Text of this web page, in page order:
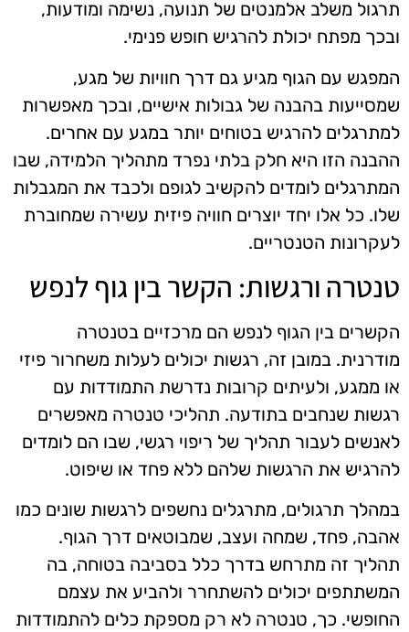
תרגול משלב אלמנטים של תנועה, נשימה ומודעות,
ובכך מפתח יכולת להרגיש חופש פנימי.
המפגש עם הגוף מגיע גם דרך חוויות של מגע,
שמסייעות בהבנה של גבולות אישיים, ובכך מאפשרות
למתרגלים להרגיש בטוחים יותר במגע עם אחרים.
ההבנה הזו היא חלק בלתי נפרד מתהליך הלמידה, שבו
המתרגלים לומדים להקשיב לגופם ולכבד את המגבלות
שלו. כל אלו יחד יוצרים חוויה פיזית עשירה שמחוברת
לעקרונות הטנטריים.
טנטרה ורגשות: הקשר בין גוף לנפש
הקשרים בין הגוף לנפש הם מרכזיים בטנטרה
מודרנית. במובן זה, רגשות יכולים לעלות משחרור פיזי
או ממגע, ולעיתים קרובות נדרשת התמודדות עם
רגשות שנחבים בתודעה. תהליכי טנטרה מאפשרים
לאנשים לעבור תהליך של ריפוי רגשי, שבו הם לומדים
להרגיש את הרגשות שלהם ללא פחד או שיפוט.
במהלך תרגולים, מתרגלים נחשפים לרגשות שונים כמו
אהבה, פחד, שמחה ועצב, שמבוטאים דרך הגוף.
תהליך זה מתרחש בדרך כלל בסביבה בטוחה, בה
המשתתפים יכולים להשתחרר ולהביע את עצמם
החופשי. כך, טנטרה לא רק מספקת כלים להתמודדות